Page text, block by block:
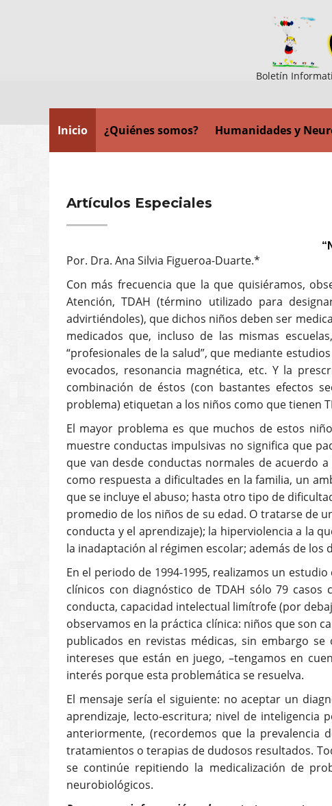
Boletín
Inicio ¿Quiénes somos? Humanidades y
Artículos Especiales
Por. Dra. Ana Silvia Figueroa-Duarte.*
Con más frecuencia que la que quisiéramos,
Atención, TDAH (término utilizado para
advirtiéndoles), que dichos niños deben ser
medicados que, incluso de las mismas
“profesionales de la salud”, que mediante
evocados, resonancia magnética, etc. Y la
combinación de éstos (con bastantes efectos
problema) etiquetan a los niños como que tienen
El mayor problema es que muchos de estos
muestre conductas impulsivas no significa que
que van desde conductas normales de acuerdo
como respuesta a dificultades en la familia, un
que se incluye el abuso; hasta otro tipo de
promedio de los niños de su edad. O tratarse de
conducta y el aprendizaje); la hiperviolencia a la
la inadaptación al régimen escolar; además de
En el periodo de 1994-1995, realizamos un
clínicos con diagnóstico de TDAH sólo 79
conducta, capacidad intelectual limítrofe (por
observamos en la práctica clínica: niños que son
publicados en revistas médicas, sin embargo
intereses que están en juego, –tengamos en
interés porque esta problemática se resuelva.
El mensaje sería el siguiente: no aceptar un
aprendizaje, lecto-escritura; nivel de
anteriormente, (recordemos que la prevalencia
tratamientos o terapias de dudosos resultados.
se continúe repitiendo la medicalización de
neurobiológicos.